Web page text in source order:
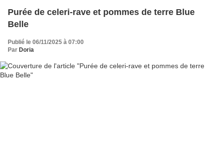
Purée de celeri-rave et pommes de terre Blue
Belle
Publié le 06/11/2025 à 07:00
Par Doria